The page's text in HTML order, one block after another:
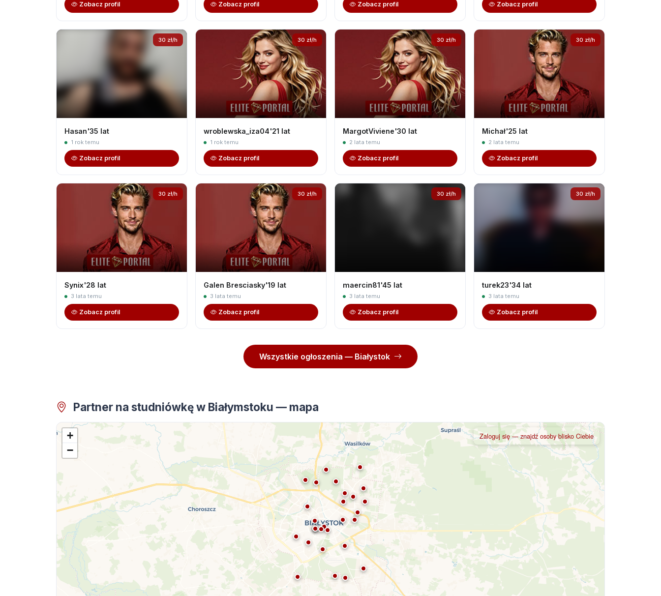
Zobacz profil Zobacz profil Zobacz profil Zobacz profil
30 zł/h
Hasan'35 lat
1 rok temu
Zobacz profil
30 zł/h
wroblewska_iza04'21 lat
1 rok temu
Zobacz profil
30 zł/h
MargotViviene'30 lat
2 lata temu
Zobacz profil
30 zł/h
Michał'25 lat
2 lata temu
Zobacz profil
30 zł/h
Synix'28 lat
3 lata temu
Zobacz profil
30 zł/h
Galen Bresciasky'19 lat
3 lata temu
Zobacz profil
30 zł/h
maercin81'45 lat
3 lata temu
Zobacz profil
30 zł/h
turek23'34 lat
3 lata temu
Zobacz profil
Wszystkie ogłoszenia — Białystok
Partner na studniówkę w Białymstoku — mapa
+
−
Zaloguj się — znajdź osoby blisko Ciebie